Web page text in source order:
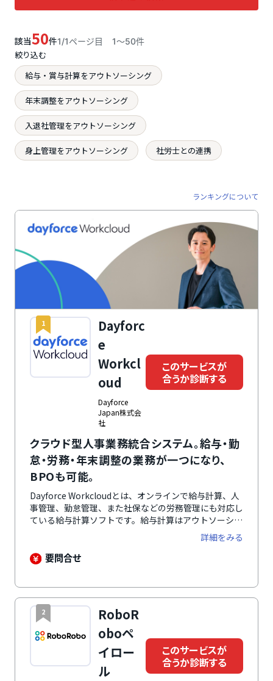
該当50件1/1ページ目 1〜50件
絞り込む
給与・賞与計算をアウトソーシング
年末調整をアウトソーシング
入退社管理をアウトソーシング
身上管理をアウトソーシング 社労士との連携
ランキングについて
1
Dayforc
e
Workcl
oud
Dayforce
Japan株式会
社
このサービスが
合うか診断する
クラウド型人事業務統合システム。給与・勤
怠・労務・年末調整の業務が一つになり、
BPOも可能。
Dayforce Workcloudとは、オンラインで給与計算、人
事管理、勤怠管理、また社保などの労務管理にも対応し
ている給与計算ソフトです。給与計算はアウトソーシン
グ（BPO）サービスも提供しており、システムだけでは
なく給与計算業務の委託も可能。システムは自社開発の
ため多様なカスタマイズも相談できるのが特徴です。社
ーレスに繋がります。自動通知、経営者と管理者用のレ
ポート、英語・日本語の変換など、外国人従業員にも対
応し、便利な機能も多数搭載。細かなアクセス権限の設
定も可能です。
詳細をみる
要問合せ
2
RoboR
oboペ
イロー
ル
このサービスが
合うか診断する